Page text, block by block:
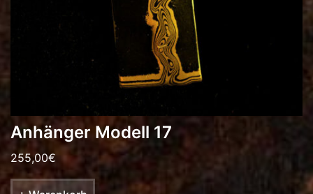
Anhänger Modell 17
255,00€